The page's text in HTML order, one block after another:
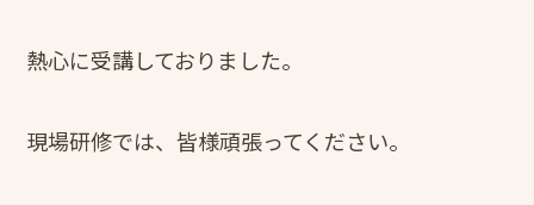
熱心に受講しておりました。
現場研修では、皆様頑張ってください。